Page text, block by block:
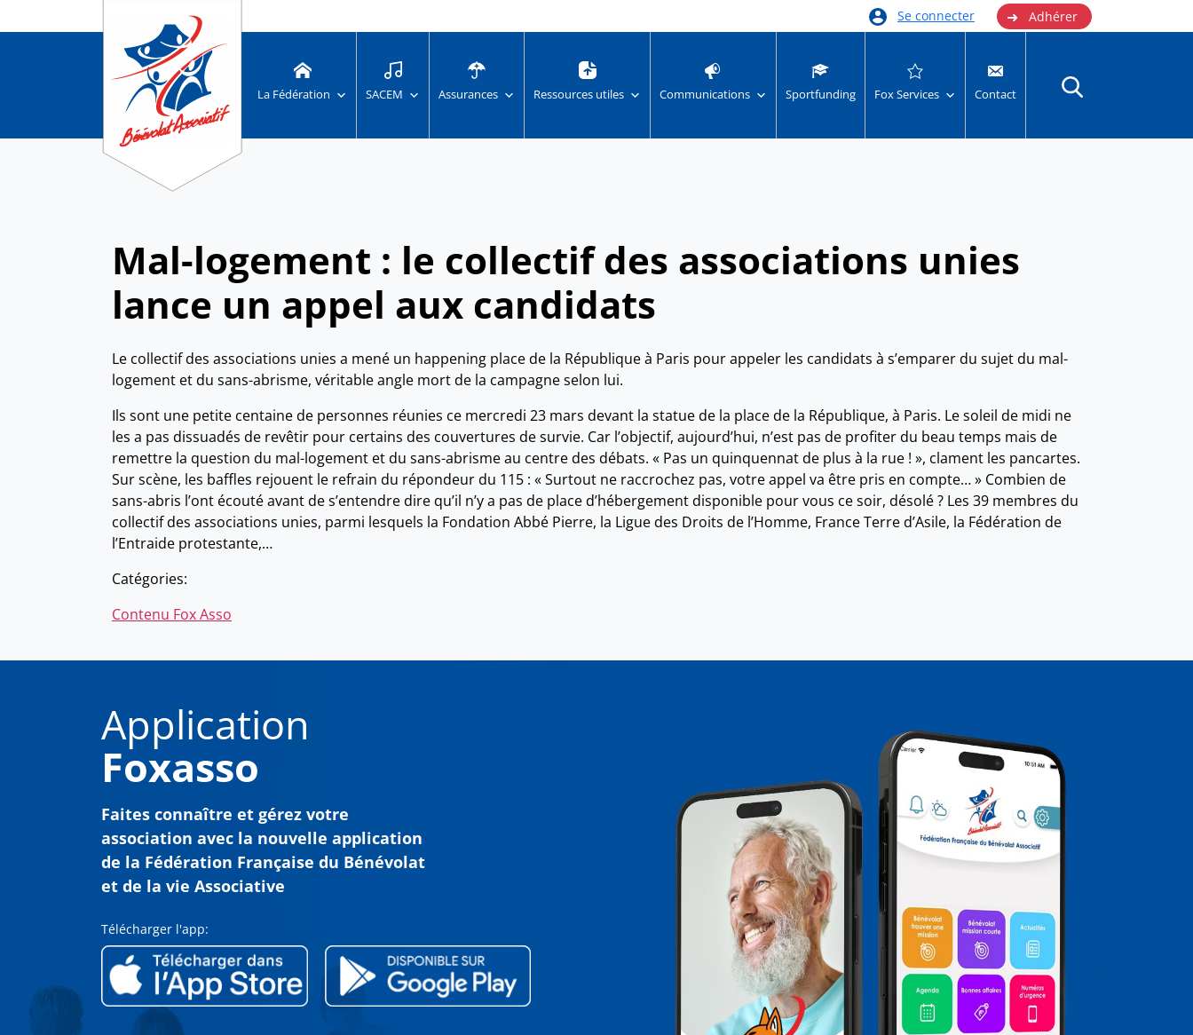
Se connecter ➜ Adhérer
La Fédération SACEM Assurances Ressources utiles Communications Sportfunding Fox Services Contact
Mal-logement : le collectif des associations unies
lance un appel aux candidats
Le collectif des associations unies a mené un happening place de la République à Paris pour appeler les candidats à s’emparer du sujet du mal-
logement et du sans-abrisme, véritable angle mort de la campagne selon lui.
Ils sont une petite centaine de personnes réunies ce mercredi 23 mars devant la statue de la place de la République, à Paris. Le soleil de midi ne
les a pas dissuadés de revêtir pour certains des couvertures de survie. Car l’objectif, aujourd’hui, n’est pas de profiter du beau temps mais de
remettre la question du mal-logement et du sans-abrisme au centre des débats. « Pas un quinquennat de plus à la rue ! », clament les pancartes.
Sur scène, les baffles rejouent le refrain du répondeur du 115 : « Surtout ne raccrochez pas, votre appel va être pris en compte… » Combien de
sans-abris l’ont écouté avant de s’entendre dire qu’il n’y a pas de place d’hébergement disponible pour vous ce soir, désolé ? Les 39 membres du
collectif des associations unies, parmi lesquels la Fondation Abbé Pierre, la Ligue des Droits de l’Homme, France Terre d’Asile, la Fédération de
l’Entraide protestante,…
Catégories:
Contenu Fox Asso
Application
Foxasso
Faites connaître et gérez votre
association avec la nouvelle application
de la Fédération Française du Bénévolat
et de la vie Associative
Télécharger l'app: